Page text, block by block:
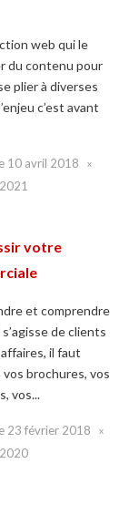
web qui le
du contenu pour
plier à diverses
c’est avant
10 avril 2018
votre
et comprendre
de clients
il faut
brochures, vos
vos...
23 février 2018